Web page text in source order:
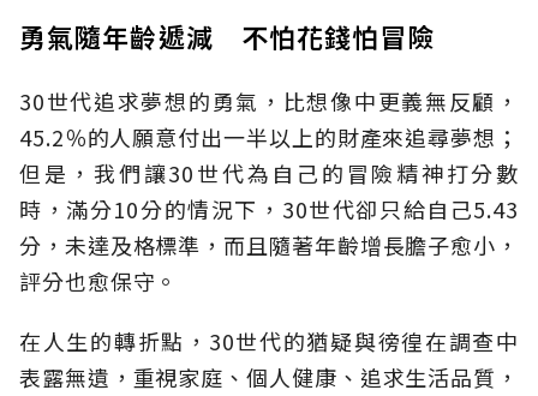
勇氣隨年齡遞減 不怕花錢怕冒險
30世代追求夢想的勇氣，比想像中更義無反顧，
45.2％的人願意付出一半以上的財產來追尋夢想；
但是，我們讓30世代為自己的冒險精神打分數
時，滿分10分的情況下，30世代卻只給自己5.43
分，未達及格標準，而且隨著年齡增長膽子愈小，
評分也愈保守。
在人生的轉折點，30世代的猶疑與徬徨在調查中
表露無遺，重視家庭、個人健康、追求生活品質，